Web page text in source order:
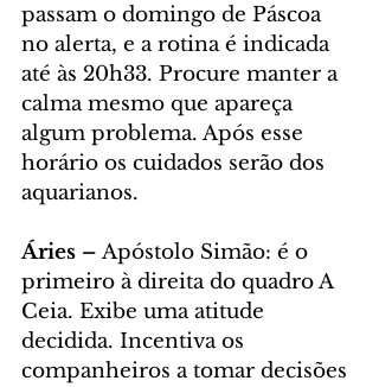
passam o domingo de Páscoa
no alerta, e a rotina é indicada
até às 20h33. Procure manter a
calma mesmo que apareça
algum problema. Após esse
horário os cuidados serão dos
aquarianos.
Áries – Apóstolo Simão: é o
primeiro à direita do quadro A
Ceia. Exibe uma atitude
decidida. Incentiva os
companheiros a tomar decisões